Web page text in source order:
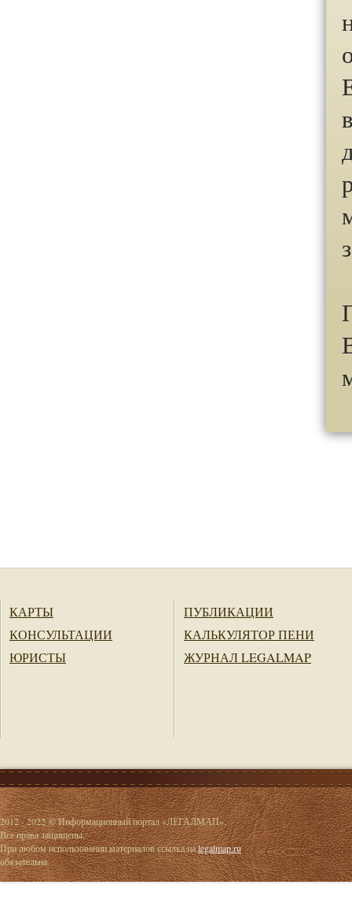
КАРТЫ
КОНСУЛЬТАЦИИ
ЮРИСТЫ
ПУБЛИКАЦИИ
КАЛЬКУЛЯТОР ПЕНИ
ЖУРНАЛ LEGALMAP
2012 - 2022 © Информационный портал «ЛЕГАЛМАП».
Все права защищены.
При любом использовании материалов ссылка наlegalmap.ru
обязательна.